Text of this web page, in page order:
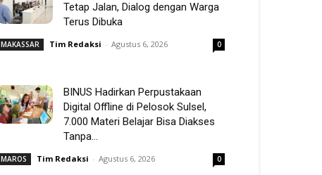
Tetap Jalan, Dialog dengan Warga
Terus Dibuka
MAKASSAR Tim Redaksi - Agustus 6, 2026 0
BINUS Hadirkan Perpustakaan
Digital Offline di Pelosok Sulsel,
7.000 Materi Belajar Bisa Diakses
Tanpa...
MAROS Tim Redaksi - Agustus 6, 2026 0